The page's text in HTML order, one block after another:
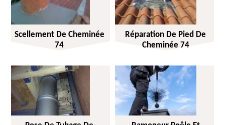
Scellement De Cheminée
74
Réparation De Pied De
Cheminée 74